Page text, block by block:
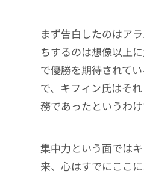
まず告白したのはア
ちするのは想像以上
で優勝を期待されて
で、キフィン氏はそ
務であったというわけ
集中力という面では
来、心はすでにここ